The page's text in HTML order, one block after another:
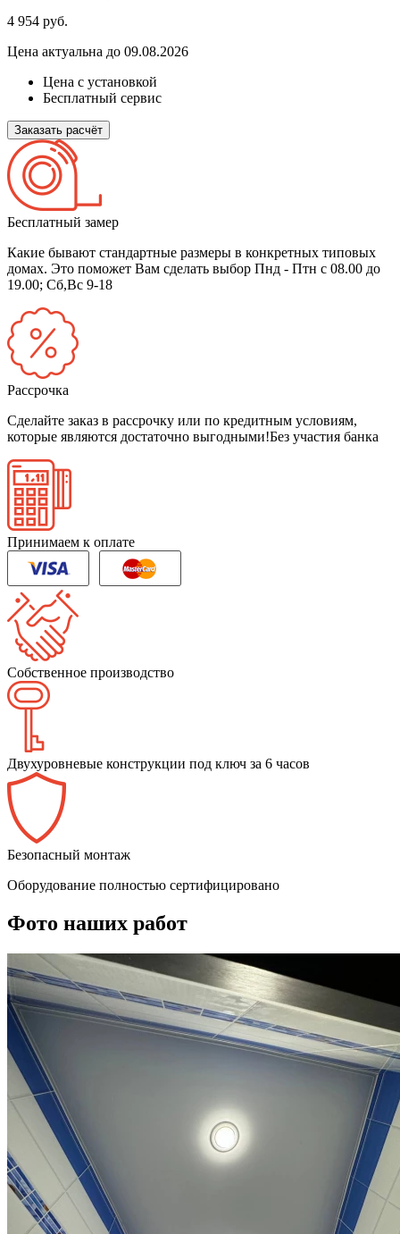
4 954 руб.
Цена актуальна до 09.08.2026
Цена с установкой
Бесплатный сервис
Заказать расчёт
Бесплатный замер
Какие бывают стандартные размеры в конкретных типовых
домах. Это поможет Вам сделать выбор Пнд - Птн с 08.00 до
19.00; Сб,Вс 9-18
Рассрочка
Сделайте заказ в рассрочку или по кредитным условиям,
которые являются достаточно выгодными!Без участия банка
Принимаем к оплате
Собственное производство
Двухуровневые конструкции под ключ за 6 часов
Безопасный монтаж
Оборудование полностью сертифицировано
Фото наших работ